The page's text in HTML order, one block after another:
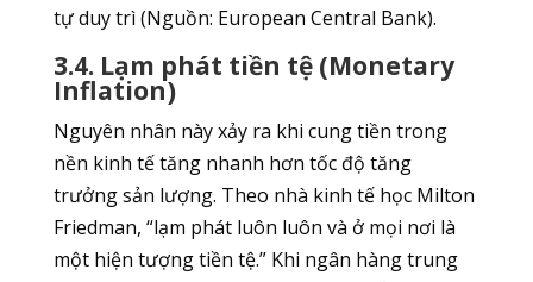
tự duy trì (Nguồn: European Central Bank).
3.4. Lạm phát tiền tệ (Monetary
Inflation)
Nguyên nhân này xảy ra khi cung tiền trong
nền kinh tế tăng nhanh hơn tốc độ tăng
trưởng sản lượng. Theo nhà kinh tế học Milton
Friedman, “lạm phát luôn luôn và ở mọi nơi là
một hiện tượng tiền tệ.” Khi ngân hàng trung